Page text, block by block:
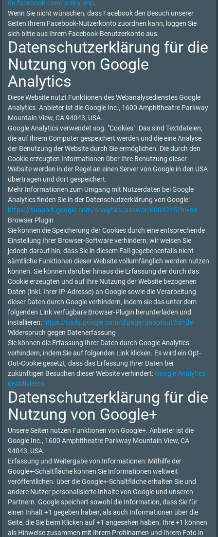
de.facebook.com/policy.php.
Wenn Sie nicht wünschen, dass Facebook den Besuch unserer
Seiten Ihrem Facebook-Nutzerkonto zuordnen kann, loggen Sie
sich bitte aus Ihrem Facebook-Benutzerkonto aus.
Datenschutzerklärung für die
Nutzung von Google
Analytics
Diese Website nutzt Funktionen des Webanalysedienstes Google
Analytics. Anbieter ist die Google Inc., 1600 Amphitheatre Parkway
Mountain View, CA 94043, USA.
Google Analytics verwendet sog. "Cookies". Das sind Textdateien,
die auf Ihrem Computer gespeichert werden und die eine Analyse
der Benutzung der Website durch Sie ermöglichen. Die durch den
Cookie erzeugten Informationen über Ihre Benutzung dieser
Website werden in der Regel an einen Server von Google in den USA
übertragen und dort gespeichert.
Mehr Informationen zum Umgang mit Nutzerdaten bei Google
Analytics finden Sie in der Datenschutzerklärung von Google:
https://support.google.com/analytics/answer/6004245?hl=de
Browser Plugin
Sie können die Speicherung der Cookies durch eine entsprechende
Einstellung Ihrer Browser-Software verhindern; wir weisen Sie
jedoch darauf hin, dass Sie in diesem Fall gegebenenfalls nicht
sämtliche Funktionen dieser Website vollumfänglich werden nutzen
können. Sie können darüber hinaus die Erfassung der durch das
Cookie erzeugten und auf Ihre Nutzung der Website bezogenen
Daten (inkl. Ihrer IP-Adresse) an Google sowie die Verarbeitung
dieser Daten durch Google verhindern, indem sie das unter dem
folgenden Link verfügbare Browser-Plugin herunterladen und
installieren: https://tools.google.com/dlpage/gaoptout?hl=de
Widerspruch gegen Datenerfassung
Sie können die Erfassung Ihrer Daten durch Google Analytics
verhindern, indem Sie auf folgenden Link klicken. Es wird ein Opt-
Out-Cookie gesetzt, dass das Erfassung Ihrer Daten bei
zukünftigen Besuchen dieser Website verhindert: Google Analytics
deaktivieren
Datenschutzerklärung für die
Nutzung von Google+
Unsere Seiten nutzen Funktionen von Google+. Anbieter ist die
Google Inc., 1600 Amphitheatre Parkway Mountain View, CA
94043, USA.
Erfassung und Weitergabe von Informationen: Mithilfe der
Google+-Schaltfläche können Sie Informationen weltweit
veröffentlichen. über die Google+-Schaltfläche erhalten Sie und
andere Nutzer personalisierte Inhalte von Google und unseren
Partnern. Google speichert sowohl die Information, dass Sie für
einen Inhalt +1 gegeben haben, als auch Informationen über die
Seite, die Sie beim Klicken auf +1 angesehen haben. Ihre +1 können
als Hinweise zusammen mit Ihrem Profilnamen und Ihrem Foto in